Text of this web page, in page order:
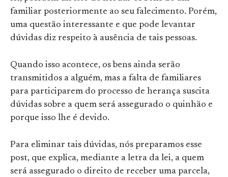
familiar posteriormente ao seu falecimento. Porém,
uma questão interessante e que pode levantar
dúvidas diz respeito à ausência de tais pessoas.
Quando isso acontece, os bens ainda serão
transmitidos a alguém, mas a falta de familiares
para participarem do processo de herança suscita
dúvidas sobre a quem será assegurado o quinhão e
porque isso lhe é devido.
Para eliminar tais dúvidas, nós preparamos esse
post, que explica, mediante a letra da lei, a quem
será assegurado o direito de receber uma parcela,